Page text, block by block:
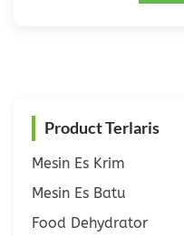
Product Terlaris
Mesin Es Krim
Mesin Es Batu
Food Dehydrator